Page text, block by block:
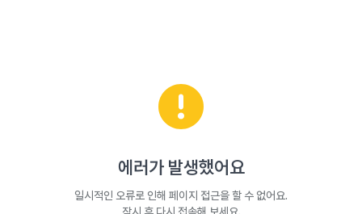
에러가 발생했어요
일시적인 오류로 인해 페이지 접근을 할 수 없어요.